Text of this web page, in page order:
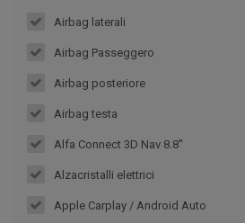
Airbag laterali
Airbag Passeggero
Airbag posteriore
Airbag testa
Alfa Connect 3D Nav 8.8''
Alzacristalli elettrici
Apple Carplay / Android Auto